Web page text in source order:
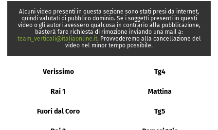
Alcuni video presenti in questa sezione sono stati presi da internet,
quindi valutati di pubblico dominio. Se i soggetti presenti in questi
video o gli autori avessero qualcosa in contrario alla pubblicazione,
basterà fare richiesta di rimozione inviando una mail a:
team_verticali@italiaonline.it. Provvederemo alla cancellazione del
video nel minor tempo possibile.
Verissimo Tg4
Rai 1 Mattina
Fuori dal Coro Tg5